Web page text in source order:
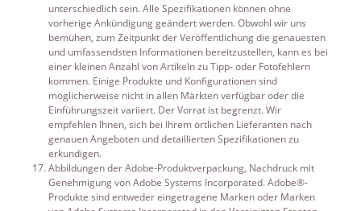
unterschiedlich sein. Alle Spezifikationen können ohne
vorherige Ankündigung geändert werden. Obwohl wir uns
bemühen, zum Zeitpunkt der Veröffentlichung die genauesten
und umfassendsten Informationen bereitzustellen, kann es bei
einer kleinen Anzahl von Artikeln zu Tipp- oder Fotofehlern
kommen. Einige Produkte und Konfigurationen sind
möglicherweise nicht in allen Märkten verfügbar oder die
Einführungszeit variiert. Der Vorrat ist begrenzt. Wir
empfehlen Ihnen, sich bei Ihrem örtlichen Lieferanten nach
genauen Angeboten und detaillierten Spezifikationen zu
erkundigen.
Abbildungen der Adobe-Produktverpackung, Nachdruck mit
Genehmigung von Adobe Systems Incorporated. Adobe®-
Produkte sind entweder eingetragene Marken oder Marken